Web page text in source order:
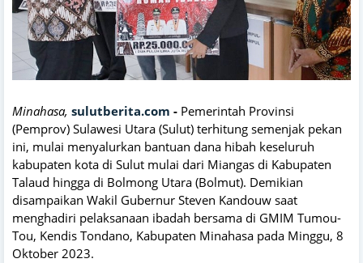
Minahasa, sulutberita.com - Pemerintah Provinsi
(Pemprov) Sulawesi Utara (Sulut) terhitung semenjak pekan
ini, mulai menyalurkan bantuan dana hibah keseluruh
kabupaten kota di Sulut mulai dari Miangas di Kabupaten
Talaud hingga di Bolmong Utara (Bolmut). Demikian
disampaikan Wakil Gubernur Steven Kandouw saat
menghadiri pelaksanaan ibadah bersama di GMIM Tumou-
Tou, Kendis Tondano, Kabupaten Minahasa pada Minggu, 8
Oktober 2023.